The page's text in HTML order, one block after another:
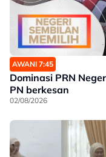
AWANI 7:45
Dominasi PRN
PN berkesan
02/08/2026